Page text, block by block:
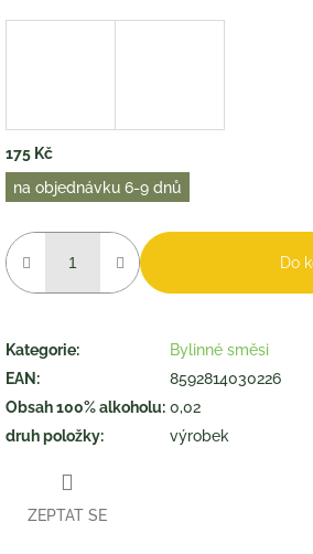
175 Kč
Měrná
cena:
na objednávku 6-9 dnů
Do
Kategorie:
Bylinné směsi
EAN :
8592814030226
Obsah 100% alkoholu: 0,02
druh položky: výrobek
ZEPTAT SE